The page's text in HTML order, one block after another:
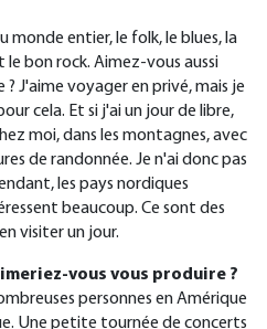
monde entier, le folk, le blues, la
bon rock. Aimez-vous aussi
J'aime voyager en privé, mais je
cela. Et si j'ai un jour de libre,
moi, dans les montagnes, avec
de randonnée. Je n'ai donc pas
les pays nordiques
beaucoup. Ce sont des
visiter un jour.
vous vous produire ?
personnes en Amérique
Une petite tournée de concerts